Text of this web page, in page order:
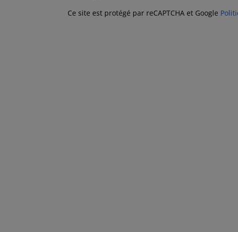
Ce site est protégé par reCAPTCHA et Google